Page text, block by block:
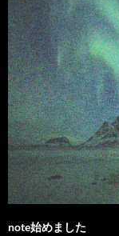
note始めました